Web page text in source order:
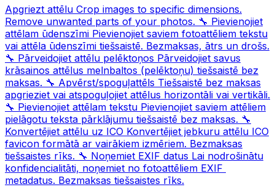
Apgriezt attēlu Crop images to specific dimensions.
Remove unwanted parts of your photos. 🔧 Pievienojiet
attēlam ūdenszīmi Pievienojiet saviem fotoattēliem tekstu
vai attēla ūdenszīmi tiešsaistē. Bezmaksas, ātrs un drošs.
🔧 Pārveidojiet attēlu pelēktoņos Pārveidojiet savus
krāsainos attēlus melnbaltos (pelēktoņu) tiešsaistē bez
maksas. 🔧 Apvērst/spoguļattēls Tiešsaistē bez maksas
apgrieziet vai atspoguļojiet attēlus horizontāli vai vertikāli.
🔧 Pievienojiet attēlam tekstu Pievienojiet saviem attēliem
pielāgotu teksta pārklājumu tiešsaistē bez maksas. 🔧
Konvertējiet attēlu uz ICO Konvertējiet jebkuru attēlu ICO
favicon formātā ar vairākiem izmēriem. Bezmaksas
tiešsaistes rīks. 🔧 Noņemiet EXIF ​​datus Lai nodrošinātu
konfidencialitāti, noņemiet no fotoattēliem EXIF ​​
metadatus. Bezmaksas tiešsaistes rīks.